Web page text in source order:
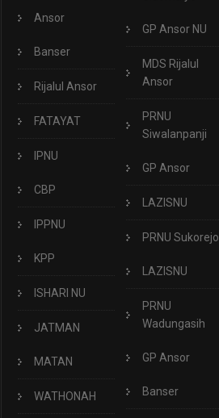
Ansor
Banser
Rijalul Ansor
FATAYAT
IPNU
CBP
IPPNU
KPP
ISHARI NU
JATMAN
MATAN
WATHONAH
GP Ansor NU
MDS Rijalul
Ansor
PRNU
Siwalanpanji
GP Ansor
LAZISNU
PRNU Sukorejo
LAZISNU
PRNU
Wadungasih
GP Ansor
Banser